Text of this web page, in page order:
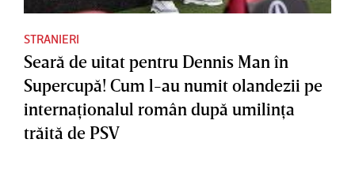
STRANIERI
Seară de uitat pentru Dennis Man în
Supercupă! Cum l-au numit olandezii pe
internaţionalul român după umilinţa
trăită de PSV